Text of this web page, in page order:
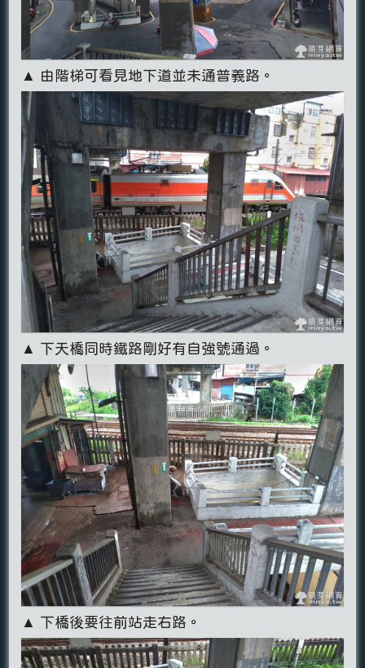
▲ 由階梯可看見地下道並未通普義路。
▲ 下天橋同時鐵路剛好有自強號通過。
▲ 下橋後要往前站走右路。